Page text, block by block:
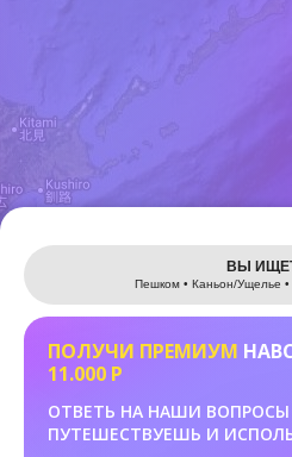
ВЫ
Пешком • Каньон/Ущелье
ПОЛУЧИ ПРЕМИУМ
11.000 Р
ОТВЕТЬ НА НАШИ
ПУТЕШЕСТВУЕШЬ И